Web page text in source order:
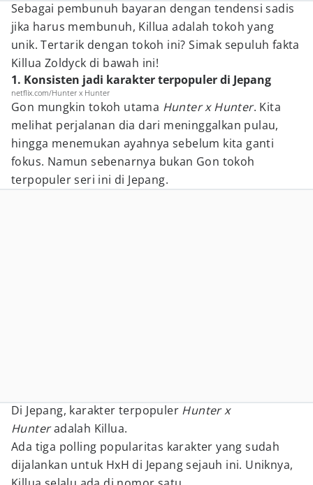
Sebagai pembunuh bayaran dengan tendensi sadis
jika harus membunuh, Killua adalah tokoh yang
unik. Tertarik dengan tokoh ini? Simak sepuluh fakta
Killua Zoldyck di bawah ini!
1. Konsisten jadi karakter terpopuler di Jepang
netflix.com/Hunter x Hunter
Gon mungkin tokoh utama Hunter x Hunter. Kita
melihat perjalanan dia dari meninggalkan pulau,
hingga menemukan ayahnya sebelum kita ganti
fokus. Namun sebenarnya bukan Gon tokoh
terpopuler seri ini di Jepang.
Di Jepang, karakter terpopuler Hunter x
Hunteradalah Killua.
Ada tiga polling popularitas karakter yang sudah
dijalankan untuk HxH di Jepang sejauh ini. Uniknya,